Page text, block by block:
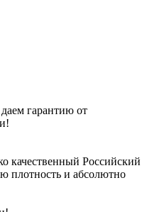
гарантию от
качественный Российский
плотность и абсолютно